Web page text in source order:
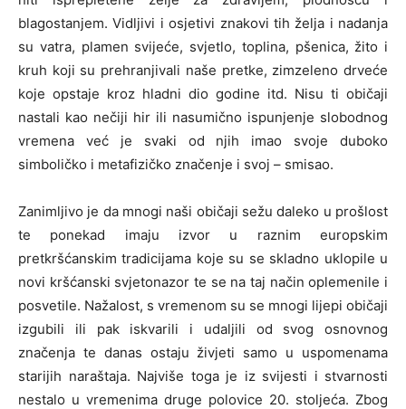
blagostanjem. Vidljivi i osjetivi znakovi tih želja i nadanja
su vatra, plamen svijeće, svjetlo, toplina, pšenica, žito i
kruh koji su prehranjivali naše pretke, zimzeleno drveće
koje opstaje kroz hladni dio godine itd. Nisu ti običaji
nastali kao nečiji hir ili nasumično ispunjenje slobodnog
vremena već je svaki od njih imao svoje duboko
simboličko i metafizičko značenje i svoj – smisao.
Zanimljivo je da mnogi naši običaji sežu daleko u prošlost
te ponekad imaju izvor u raznim europskim
pretkršćanskim tradicijama koje su se skladno uklopile u
novi kršćanski svjetonazor te se na taj način oplemenile i
posvetile. Nažalost, s vremenom su se mnogi lijepi običaji
izgubili ili pak iskvarili i udaljili od svog osnovnog
značenja te danas ostaju živjeti samo u uspomenama
starijih naraštaja. Najviše toga je iz svijesti i stvarnosti
nestalo u vremenima druge polovice 20. stoljeća. Zbog